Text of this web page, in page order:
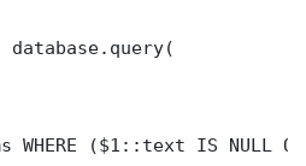
WHERE ($1::text IS NULL